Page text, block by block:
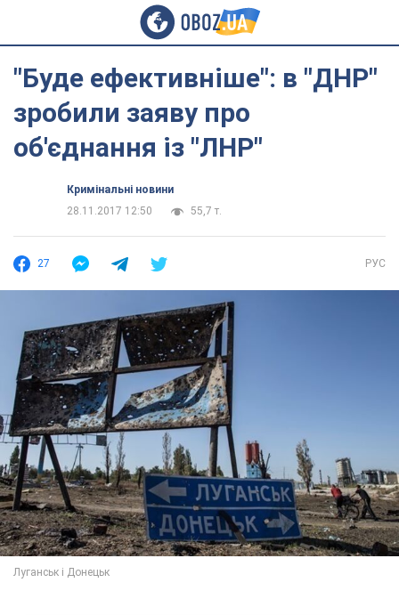
"Буде ефективніше": в "ДНР"
зробили заяву про
об'єднання із "ЛНР"
Кримінальні новини
28.11.2017 12:50
55,7 т.
27 РУС